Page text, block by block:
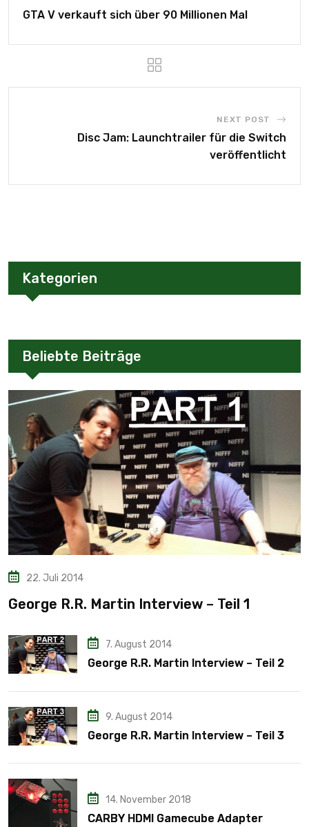
GTA V verkauft sich über 90 Millionen Mal
NEXT POST
Disc Jam: Launchtrailer für die Switch
veröffentlicht
Kategorien
Beliebte Beiträge
22. Juli 2014
George R.R. Martin Interview – Teil 1
7. August 2014
George R.R. Martin Interview – Teil 2
9. August 2014
George R.R. Martin Interview – Teil 3
14. November 2018
CARBY HDMI Gamecube Adapter